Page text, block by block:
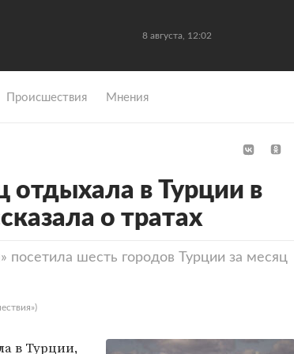
8 августа, 12:02
Происшествия Мнения
отдыхала в Турции в
о тратах
посетила шесть городов Турции за месяц
в Турции,